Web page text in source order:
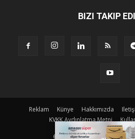
BIZI TAKIP
Reklam Künye Hakkımızda
KVKK Aydınlatma Metni
© Copyright © 2023 |